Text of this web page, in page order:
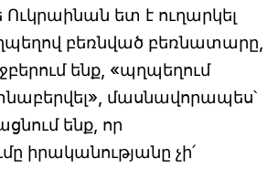
Ուկրաինան ետ է ուղարկել
բեռնված բեռնատարը,
ենք, «պղպեղում
մասնավորապես՝
ենք, որ
իրականությանը չի՛